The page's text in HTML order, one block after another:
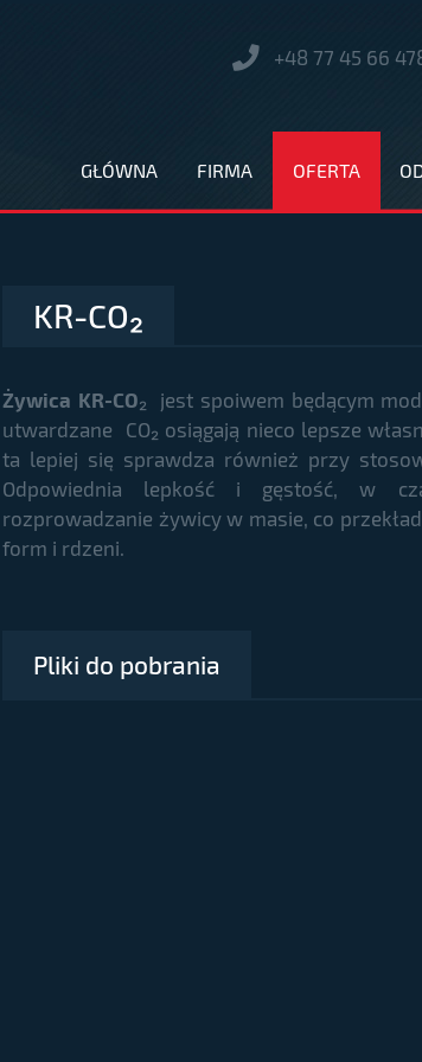
+48 77 45 66
GŁÓWNA FIRMA OFERTA
KR-CO₂
Żywica KR-CO₂
jest spoiwem będącym
utwardzane CO₂ osiągają nieco lepsze
ta lepiej się sprawdza również przy
Odpowiednia lepkość i gęstość, w
rozprowadzanie żywicy w masie, co
form i rdzeni.
Pliki do pobrania